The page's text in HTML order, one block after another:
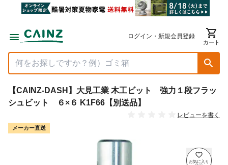
ログイン・新規会員登録
カート
【CAINZ-DASH】大見工業 木工ビット 強力１段フラッ
シュビット ６×６ K1F66【別送品】
レビューを書く
メーカー直送